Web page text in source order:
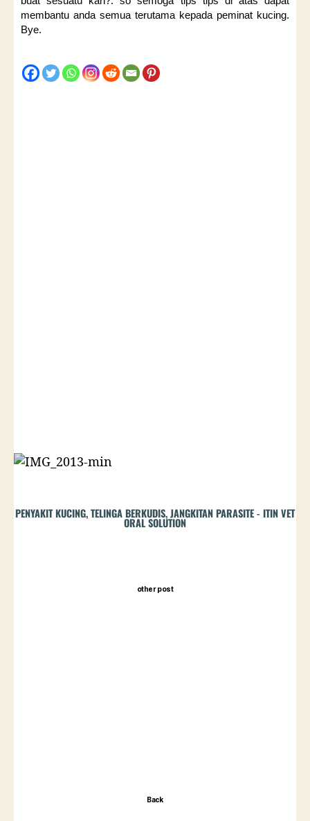
membantu anda semua terutama kepada peminat kucing.
Bye.
PENYAKIT KUCING, TELINGA BERKUDIS, JANGKITAN PARASITE - ITIN VET
ORAL SOLUTION
other post
Back